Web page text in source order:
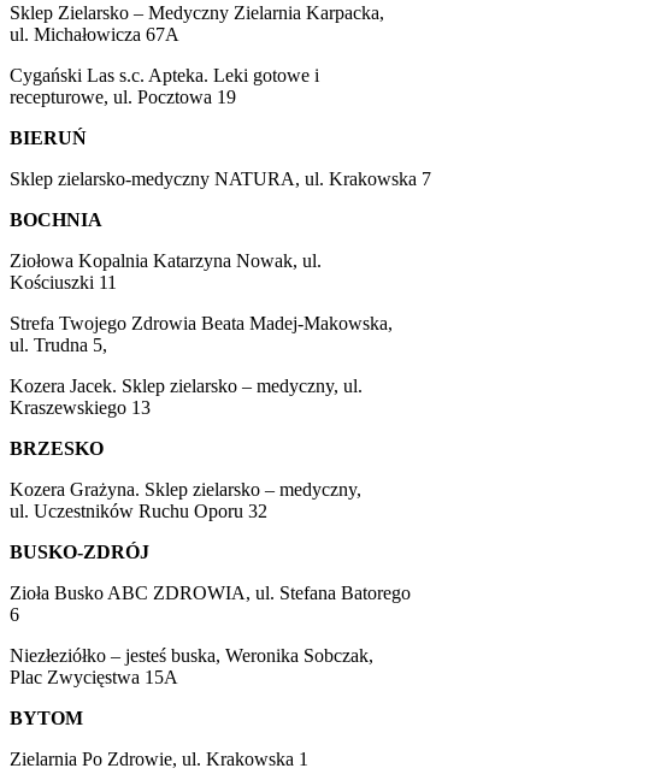
Sklep Zielarsko – Medyczny Zielarnia Karpacka,
ul. Michałowicza 67A
Cygański Las s.c. Apteka. Leki gotowe i
recepturowe, ul. Pocztowa 19
BIERUŃ
Sklep zielarsko-medyczny NATURA, ul. Krakowska 7
BOCHNIA
Ziołowa Kopalnia Katarzyna Nowak, ul.
Kościuszki 11
Strefa Twojego Zdrowia Beata Madej-Makowska,
ul. Trudna 5,
Kozera Jacek. Sklep zielarsko – medyczny, ul.
Kraszewskiego 13
BRZESKO
Kozera Grażyna. Sklep zielarsko – medyczny,
ul. Uczestników Ruchu Oporu 32
BUSKO-ZDRÓJ
Zioła Busko ABC ZDROWIA, ul. Stefana Batorego
6
Niezłeziółko – jesteś buska, Weronika Sobczak,
Plac Zwycięstwa 15A
BYTOM
Zielarnia Po Zdrowie, ul. Krakowska 1